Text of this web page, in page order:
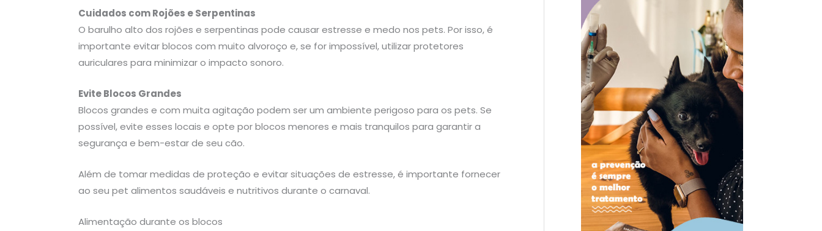
Cuidados com Rojões e Serpentinas
O barulho alto dos rojões e serpentinas pode causar estresse e medo nos pets. Por isso, é
importante evitar blocos com muito alvoroço e, se for impossível, utilizar protetores
auriculares para minimizar o impacto sonoro.
Evite Blocos Grandes
Blocos grandes e com muita agitação podem ser um ambiente perigoso para os pets. Se
possível, evite esses locais e opte por blocos menores e mais tranquilos para garantir a
segurança e bem-estar de seu cão.
Além de tomar medidas de proteção e evitar situações de estresse, é importante fornecer
ao seu pet alimentos saudáveis e nutritivos durante o carnaval.
Alimentação durante os blocos